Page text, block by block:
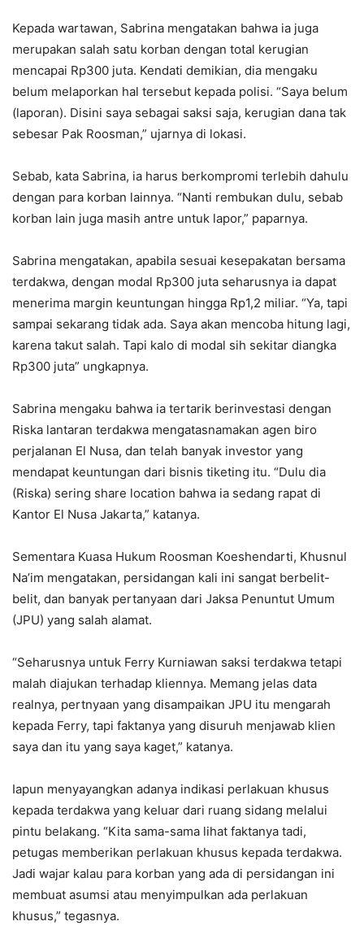
Kepada wartawan, Sabrina mengatakan bahwa ia juga
merupakan salah satu korban dengan total kerugian
mencapai Rp300 juta. Kendati demikian, dia mengaku
belum melaporkan hal tersebut kepada polisi. “Saya belum
(laporan). Disini saya sebagai saksi saja, kerugian dana tak
sebesar Pak Roosman,” ujarnya di lokasi.
Sebab, kata Sabrina, ia harus berkompromi terlebih dahulu
dengan para korban lainnya. “Nanti rembukan dulu, sebab
korban lain juga masih antre untuk lapor,” paparnya.
Sabrina mengatakan, apabila sesuai kesepakatan bersama
terdakwa, dengan modal Rp300 juta seharusnya ia dapat
menerima margin keuntungan hingga Rp1,2 miliar. “Ya, tapi
sampai sekarang tidak ada. Saya akan mencoba hitung lagi,
karena takut salah. Tapi kalo di modal sih sekitar diangka
Rp300 juta” ungkapnya.
Sabrina mengaku bahwa ia tertarik berinvestasi dengan
Riska lantaran terdakwa mengatasnamakan agen biro
perjalanan El Nusa, dan telah banyak investor yang
mendapat keuntungan dari bisnis tiketing itu. “Dulu dia
(Riska) sering share location bahwa ia sedang rapat di
Kantor El Nusa Jakarta,” katanya.
Sementara Kuasa Hukum Roosman Koeshendarti, Khusnul
Na’im mengatakan, persidangan kali ini sangat berbelit-
belit, dan banyak pertanyaan dari Jaksa Penuntut Umum
(JPU) yang salah alamat.
“Seharusnya untuk Ferry Kurniawan saksi terdakwa tetapi
malah diajukan terhadap kliennya. Memang jelas data
realnya, pertnyaan yang disampaikan JPU itu mengarah
kepada Ferry, tapi faktanya yang disuruh menjawab klien
saya dan itu yang saya kaget,” katanya.
Iapun menyayangkan adanya indikasi perlakuan khusus
kepada terdakwa yang keluar dari ruang sidang melalui
pintu belakang. “Kita sama-sama lihat faktanya tadi,
petugas memberikan perlakuan khusus kepada terdakwa.
Jadi wajar kalau para korban yang ada di persidangan ini
membuat asumsi atau menyimpulkan ada perlakuan
khusus,” tegasnya.